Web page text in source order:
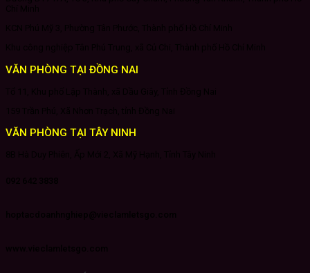
VĂN PHÒNG TẠI ĐỒNG NAI
VĂN PHÒNG TẠI TÂY NINH